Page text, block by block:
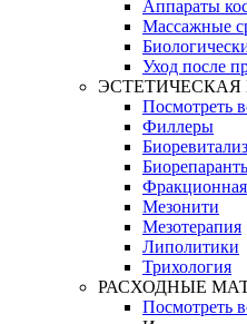
Аппараты
Массажные
Уход после
Посмотреть
Филлеры
Мезонити
Мезотерапия
Липолитики
Трихология
РАСХОДНЫЕ
Посмотреть